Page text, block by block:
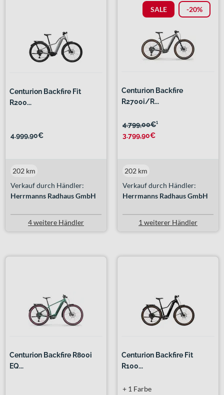
Centurion Backfire Fit
R200...
4.999,90€
Verkauf durch Händler:
Herrmanns Radhaus GmbH
202 km
4 weitere Händler
SALE -20%
Centurion Backfire
R2700i/R...
4.799,00€¹
3.799,90€
Verkauf durch Händler:
Herrmanns Radhaus GmbH
202 km
1 weiterer Händler
Centurion Backfire R800i
EQ...
Centurion Backfire Fit
R100...
+ 1 Farbe